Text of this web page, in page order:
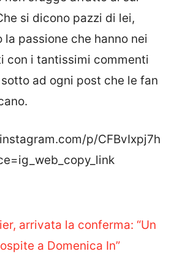
si dicono pazzi di lei,
la passione che hanno nei
con i tantissimi commenti
ad ogni post che le fan
p/CFBvIxpj7h
arrivata la conferma: “Un
a Domenica In”